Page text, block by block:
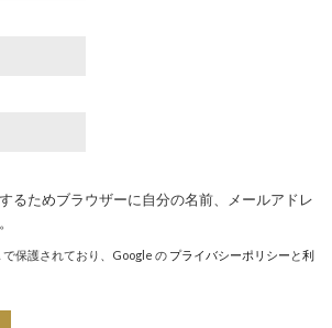
るためブラウザーに自分の名前、メールアドレ
保護されており、Google の プライバシーポリシー と利